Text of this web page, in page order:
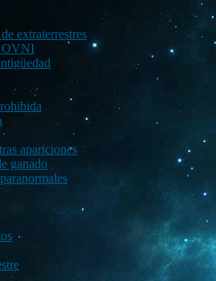
extraterrestres
OVNI
apariciones
ganado